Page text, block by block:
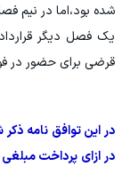
شده بود،اما در نیم
یک فصل دیگر
قرضی برای حضور در
در این توافق نامه
در ازای پرداخت